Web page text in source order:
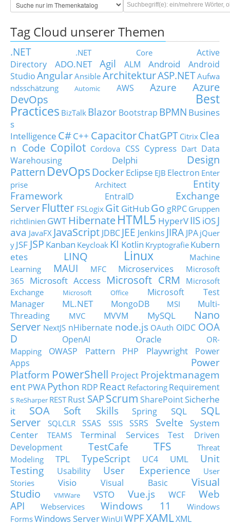
Tag Cloud unserer Themen
.NET .NET Core
Active
Directory
ADO.NET Agil ALM Android
Android
StudioAngularAnsible ArchitekturASP.NETAufwa
ndsschätzung
Automic AWS Azure
Azure
DevOps
Best
Practices BizTalk Blazor Bootstrap BPMN Busines
s
Intelligence C#C++ CapacitorChatGPT Citrix Clea
n Code Copilot Cordova CSS Cypress Dart Data
Warehousing
Delphi
Design
Pattern DevOps DockerEclipse EJB Electron Enter
prise Architect
Entity
Framework
EntraID
Exchange
Server Flutter FSLogix Git GitHubGo gRPC Gruppen
richtlinien GWT HibernateHTML5 HyperVIIS iOSJ
ava JavaFX JavaScript JDBC JEE Jenkins JIRA JPA jQuer
y JSF JSP Kanban Keycloak KI Kotlin Kryptografie Kubern
etes
LINQ Linux
Machine
Learning
MAUI MFC Microservices
Microsoft
365
Microsoft Access Microsoft CRM
Microsoft
Exchange
Microsoft Office
Microsoft Test
Manager
ML.NET MongoDB MSI
Multi-
Threading
MVC MVVM MySQL
Nano
Server NextJS nHibernate node.js OAuth OIDC OOA
D
OpenAI Oracle
OR-
Mapping
OWASP Pattern PHP Playwright
Power
Apps
Power
Platform PowerShell Project Projektmanagem
ent PWA Python RDP React Refactoring Requirement
s ReSharper RESTRust SAPScrum SharePointSicherhe
it
SOA Soft Skills Spring SQL
SQL
Server
SQLCLR SSAS SSIS SSRS Svelte
System
Center
TEAMS Terminal Services
Test Driven
Development
TestCafe TFS
Threat
Modeling
TPL TypeScript UC4 UML
Unit
Testing
Usability User Experience
User
Stories
Visio Visual Basic
Visual
Studio
VMWare VSTO Vue.js WCF
Web
API
Webservices Windows 11
Windows
FormsWindows ServerWinUI WPFXAMLXML